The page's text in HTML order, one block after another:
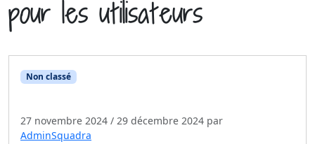
pour les utilisateurs
Non classé
27 novembre 2024 / 29 décembre 2024 par
AdminSquadra